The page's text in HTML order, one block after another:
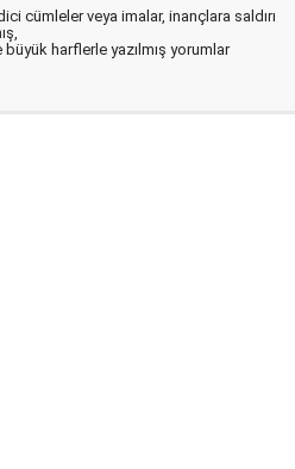
cümleler veya imalar, inançlara saldırı
harflerle yazılmış yorumlar